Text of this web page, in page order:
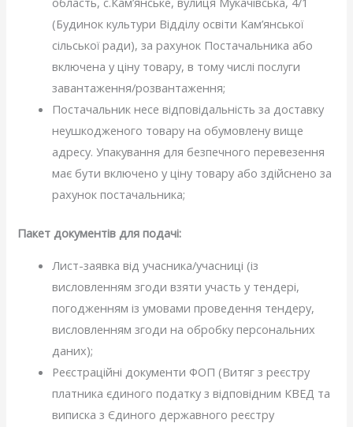
(Будинок культури Відділу освіти Кам’янської
сільської ради), за рахунок Постачальника або
включена у ціну товару, в тому числі послуги
завантаження/розвантаження;
Постачальник несе відповідальність за доставку
неушкодженого товару на обумовлену вище
адресу. Упакування для безпечного перевезення
має бути включено у ціну товару або здійснено за
рахунок постачальника;
Пакет документів для подачі:
Лист-заявка від учасника/учасниці (із
висловленням згоди взяти участь у тендері,
погодженням із умовами проведення тендеру,
висловленням згоди на обробку персональних
даних);
Реєстраційні документи ФОП (Витяг з реєстру
платника єдиного податку з відповідним КВЕД та
виписка з Єдиного державного реєстру